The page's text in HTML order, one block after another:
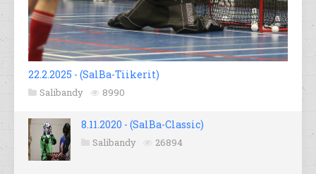
22.2.2025 - (SalBa-Tiikerit)
Salibandy 8990
8.11.2020 - (SalBa-Classic)
Salibandy 26894